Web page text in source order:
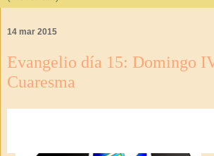
14 mar 2015
Evangelio día 15: Domingo
Cuaresma